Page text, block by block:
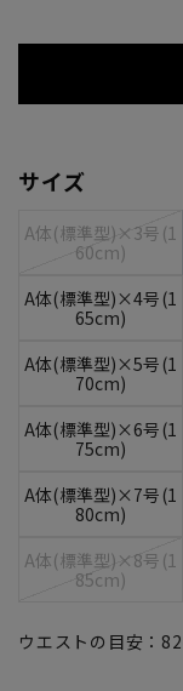
サイズ
A体(標準型)×3号(1
60cm)
A体(標準型)×4号(1
65cm)
A体(標準型)×5号(1
70cm)
A体(標準型)×6号(1
75cm)
A体(標準型)×7号(1
80cm)
A体(標準型)×8号(1
85cm)
ウエストの目安： 82